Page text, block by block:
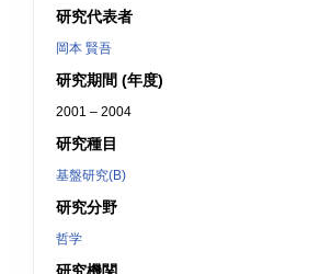
研究代表者
岡本 賢吾
研究期間 (年度)
2001 – 2004
研究種目
基盤研究(B)
研究分野
哲学